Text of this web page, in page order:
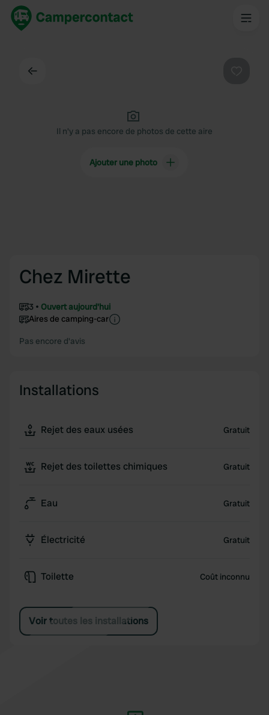
Il n'y a pas encore de photos de cette aire
Ajouter une photo
Chez Mirette
3
Ouvert aujourd'hui
Aires de camping-car
Pas encore d'avis
Installations
Rejet des eaux usées Gratuit
Rejet des toilettes chimiques Gratuit
Eau Gratuit
Électricité Gratuit
Toilette Coût inconnu
Voir toutes les installations